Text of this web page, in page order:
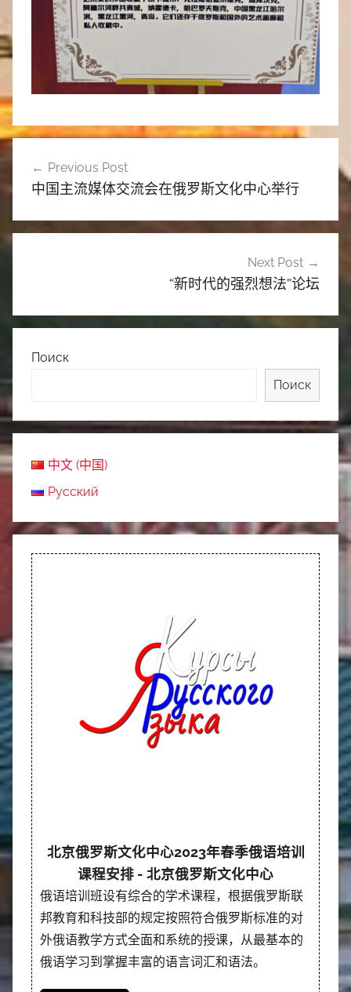
文
航
Previous Post
中国主流媒体交流会在俄罗斯文化中心举行
Next Post
“新时代的强烈想法”论坛
Поиск
Поиск
中文 (中国)
Русский
北京俄罗斯文化中心2023年春季俄语培训
课程安排 - 北京俄罗斯文化中心
俄语培训班设有综合的学术课程，根据俄罗斯联
邦教育和科技部的规定按照符合俄罗斯标准的对
外俄语教学方式全面和系统的授课，从最基本的
俄语学习到掌握丰富的语言词汇和语法。